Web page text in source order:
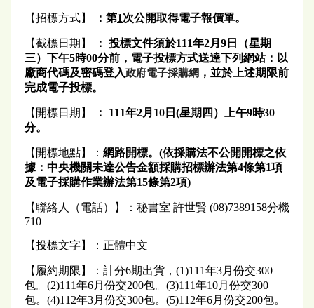
【招標方式】 ：第1次公開取得電子報價單。
【截標日期】 ： 投標文件須於111年2月9日（星期
三） 下午5時00分前，電子投標方式送達下列網站：以
廠商代碼及密碼登入政府電子採購網 ，並於上述期限前
完成電子投標。
【開標日期】 ： 111年2月10日(星期四） 上午9時30
分。
【開標地點】： 網路開標。(依採購法不公開開標之依
據：中央機關未達公告金額採購招標辦法第4條第1項
及電子採購作業辦法第15條第2項)
【聯絡人（電話）】：秘書室 許世賢 (08)7389158分機
710
【投標文字】：正體中文
【履約期限】：計分6期出貨，(1)111年3月份交300
包。(2)111年6月份交200包。(3)111年10月份交300
包。(4)112年3月份交300包。(5)112年6月份交200包。